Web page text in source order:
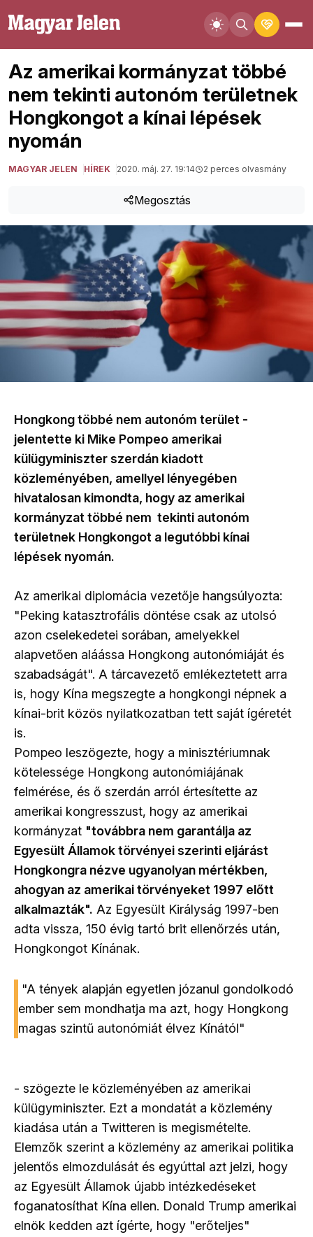
Az amerikai kormányzat többé
nem tekinti autonóm területnek
Hongkongot a kínai lépések
nyomán
MAGYAR JELEN HÍREK 2020. máj. 27. 19:14 2 perces olvasmány
Megosztás
Hongkong többé nem autonóm terület -
jelentette ki Mike Pompeo amerikai
külügyminiszter szerdán kiadott
közleményében, amellyel lényegében
hivatalosan kimondta, hogy az amerikai
kormányzat többé nem tekinti autonóm
területnek Hongkongot a legutóbbi kínai
lépések nyomán.
Az amerikai diplomácia vezetője hangsúlyozta:
"Peking katasztrofális döntése csak az utolsó
azon cselekedetei sorában, amelyekkel
alapvetően aláássa Hongkong autonómiáját és
szabadságát". A tárcavezető emlékeztetett arra
is, hogy Kína megszegte a hongkongi népnek a
kínai-brit közös nyilatkozatban tett saját ígéretét
is.
Pompeo leszögezte, hogy a minisztériumnak
kötelessége Hongkong autonómiájának
felmérése, és ő szerdán arról értesítette az
amerikai kongresszust, hogy az amerikai
kormányzat "továbbra nem garantálja az
Egyesült Államok törvényei szerinti eljárást
Hongkongra nézve ugyanolyan mértékben,
ahogyan az amerikai törvényeket 1997 előtt
alkalmazták". Az Egyesült Királyság 1997-ben
adta vissza, 150 évig tartó brit ellenőrzés után,
Hongkongot Kínának.
"A tények alapján egyetlen józanul gondolkodó
ember sem mondhatja ma azt, hogy Hongkong
magas szintű autonómiát élvez Kínától"
- szögezte le közleményében az amerikai
külügyminiszter. Ezt a mondatát a közlemény
kiadása után a Twitteren is megismételte.
Elemzők szerint a közlemény az amerikai politika
jelentős elmozdulását és egyúttal azt jelzi, hogy
az Egyesült Államok újabb intézkedéseket
foganatosíthat Kína ellen. Donald Trump amerikai
elnök kedden azt ígérte, hogy "erőteljes"